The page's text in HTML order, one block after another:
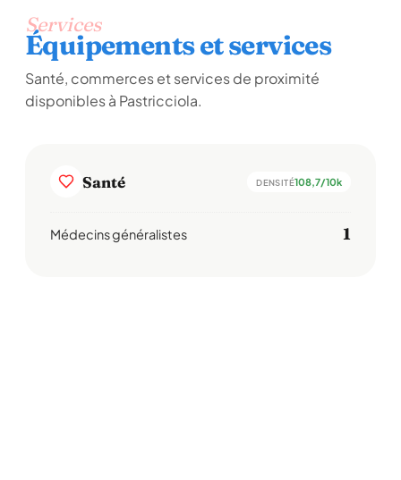
Services
Équipements et services
Santé, commerces et services de proximité
disponibles à Pastricciola.
Santé DENSITÉ108,7/10k
Médecins généralistes 1